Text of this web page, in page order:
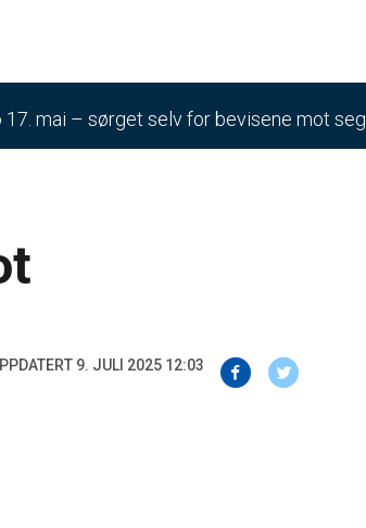
17. mai – sørget selv for bevisene mot seg
9. JULI 2025 12:03